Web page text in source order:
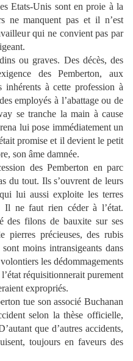
Etats-Unis sont en proie à la
ne manquent pas et il n’est
qui ne convient pas par
ou graves. Des décès, des
des Pemberton, aux
à cette profession à
employés à l’abattage ou de
se tranche la main à cause
lui pose immédiatement un
promise et il devient le petit
son âme damnée.
des Pemberton en parc
du tout. Ils s’ouvrent de leurs
lui aussi exploite les terres
ne faut rien céder à l’état.
des filons de bauxite sur ses
pierres précieuses, des rubis
moins intransigeants dans
les dédommagements
réquisitionnerait purement
expropriés.
tue son associé Buchanan
selon la thèse officielle,
que d’autres accidents,
toujours en faveurs des